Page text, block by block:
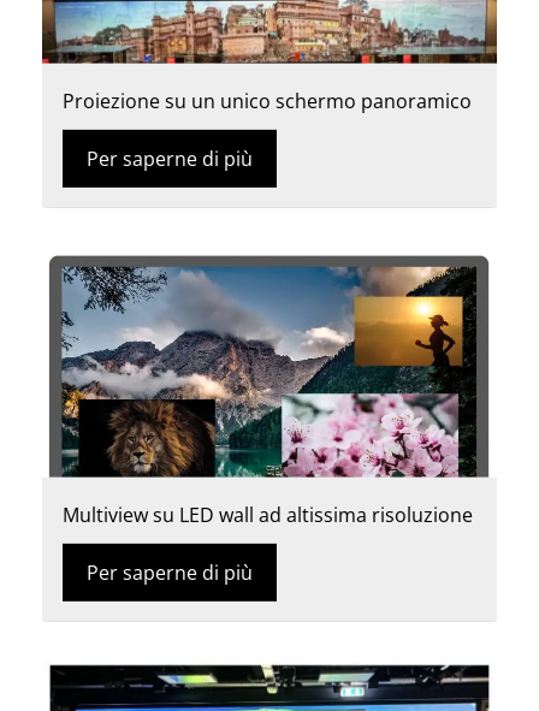
Proiezione su un unico schermo panoramico
Per saperne di più
Multiview su LED wall ad altissima risoluzione
Per saperne di più